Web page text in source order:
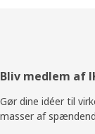
Footer
Bliv medlem af
Gør dine idéer til
masser af